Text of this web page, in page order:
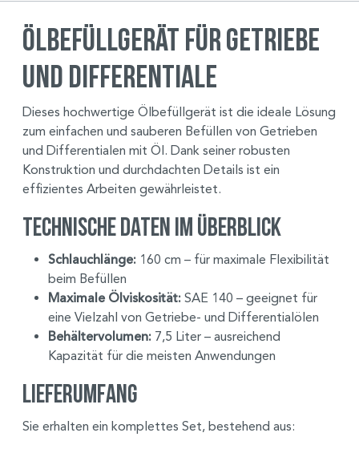
Ölbefüllgerät für Getriebe
und Differentiale
Dieses hochwertige Ölbefüllgerät ist die ideale Lösung
zum einfachen und sauberen Befüllen von Getrieben
und Differentialen mit Öl. Dank seiner robusten
Konstruktion und durchdachten Details ist ein
effizientes Arbeiten gewährleistet.
Technische Daten im Überblick
Schlauchlänge: 160 cm – für maximale Flexibilität
beim Befüllen
Maximale Ölviskosität: SAE 140 – geeignet für
eine Vielzahl von Getriebe- und Differentialölen
Behältervolumen: 7,5 Liter – ausreichend
Kapazität für die meisten Anwendungen
Lieferumfang
Sie erhalten ein komplettes Set, bestehend aus: